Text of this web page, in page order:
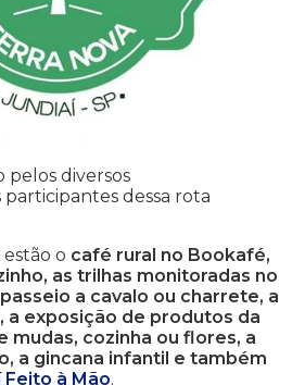
pelos diversos
dessa rota
o café rural no Bookafé,
as trilhas monitoradas no
a cavalo ou charrete, a
a exposição de produtos da
mudas, cozinha ou flores, a
a gincana infantil e também
Feito à Mão.